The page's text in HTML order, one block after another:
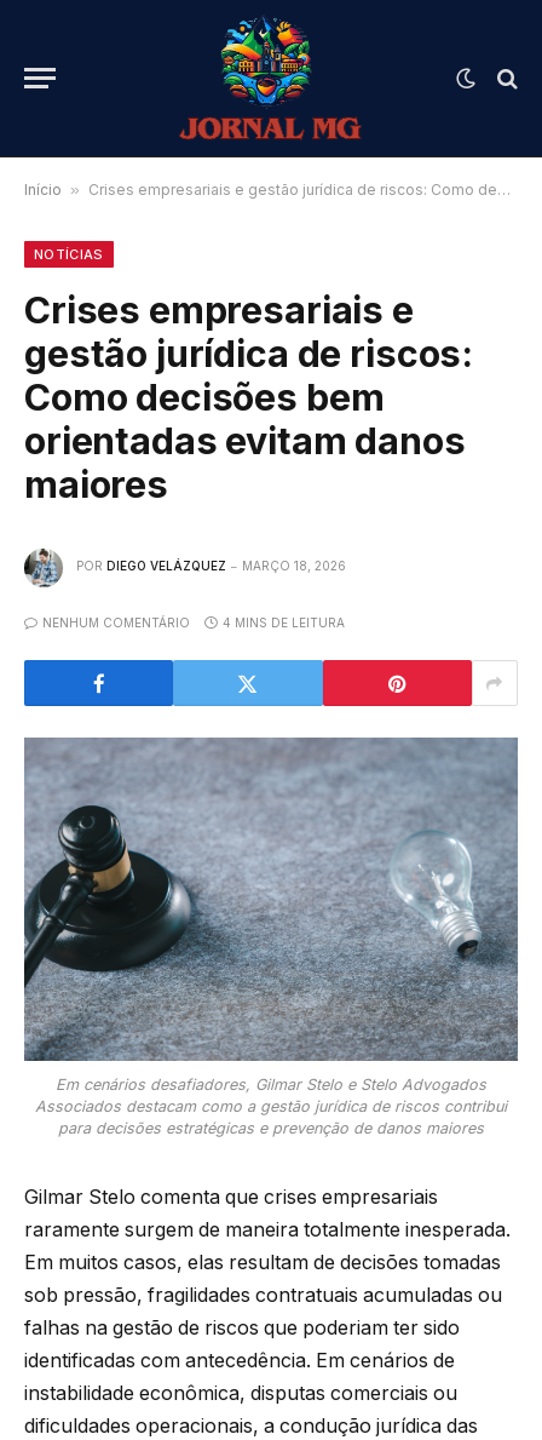
Início » Crises empresariais e gestão jurídica de riscos: Como decisões bem orientadas evitam danos maiores
NOTÍCIAS
Crises empresariais e
gestão jurídica de riscos:
Como decisões bem
orientadas evitam danos
maiores
POR DIEGO VELÁZQUEZ MARÇO 18, 2026
NENHUM COMENTÁRIO 4 MINS DE LEITURA
Em cenários desafiadores, Gilmar Stelo e Stelo Advogados
Associados destacam como a gestão jurídica de riscos contribui
para decisões estratégicas e prevenção de danos maiores
Gilmar Stelo comenta que crises empresariais
raramente surgem de maneira totalmente inesperada.
Em muitos casos, elas resultam de decisões tomadas
sob pressão, fragilidades contratuais acumuladas ou
falhas na gestão de riscos que poderiam ter sido
identificadas com antecedência. Em cenários de
instabilidade econômica, disputas comerciais ou
dificuldades operacionais, a condução jurídica das